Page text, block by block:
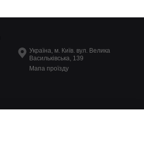
Україна, м. Київ. вул. Велика
Васильківська, 139
Мапа проїзду